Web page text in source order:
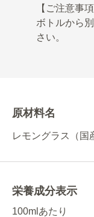
【ご注意事
ボトルから
さい。
原材料名
レモングラス（国
栄養成分表示
100mlあたり